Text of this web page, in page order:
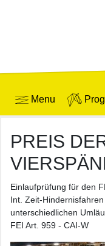
Menu
PREIS
Einlaufprüfung für den
Int. Zeit-
unterschiedlichen
FEI Art. 959 - CAI-W